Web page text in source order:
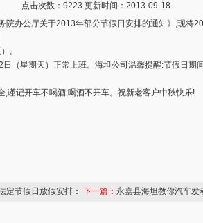
点击次数：9223 更新时间：2013-09-18
院办公厅关于2013年部分节假日安排的通知》,现将
。
星期天）正常上班。海坦公司温馨提醒:节假日期
,谨记开车不喝酒,喝酒不开车。祝新老客户中秋快乐!
县海
定节假日放假安排： 下一篇： 永嘉县海坦教你汽车发